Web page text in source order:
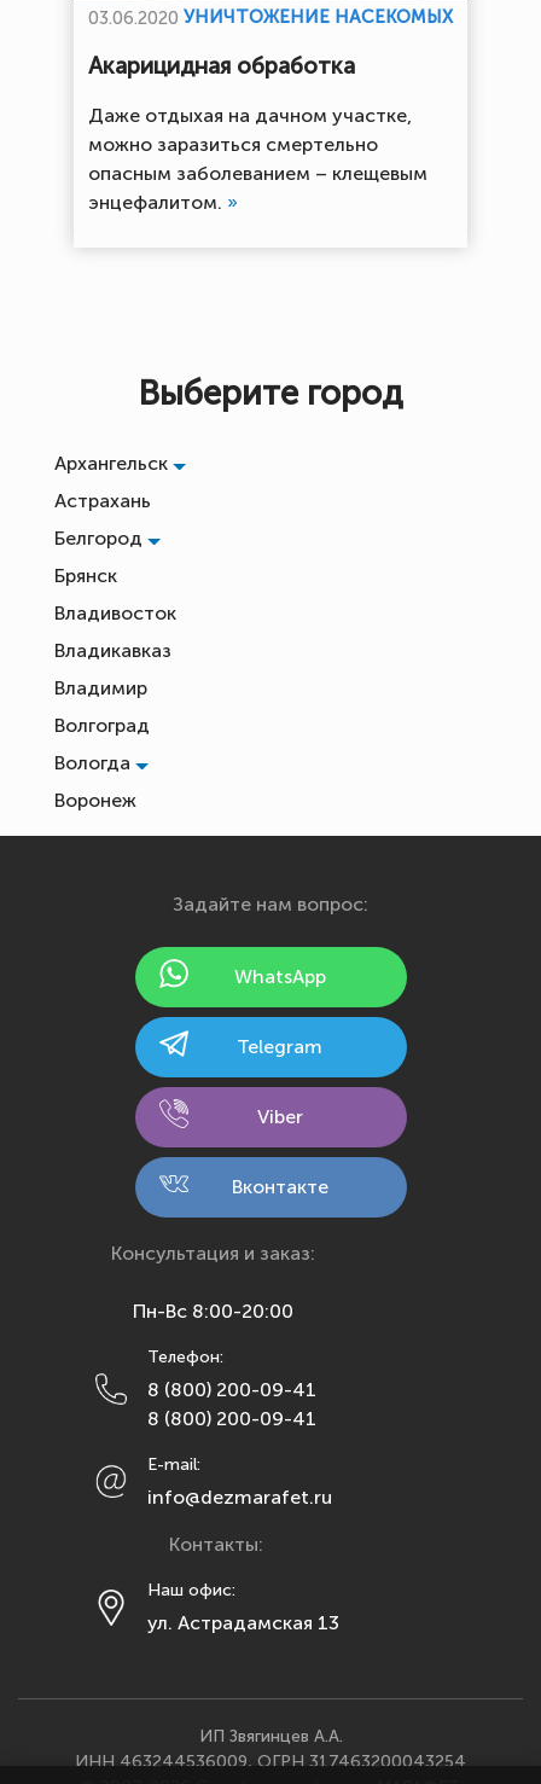
03.06.2020 УНИЧТОЖЕНИЕ НАСЕКОМЫХ
Акарицидная обработка
Даже отдыхая на дачном участке,
можно заразиться смертельно
опасным заболеванием – клещевым
энцефалитом. »
Выберите город
Архангельск
Астрахань
Белгород
Брянск
Владивосток
Владикавказ
Владимир
Волгоград
Вологда
Воронеж
Екатеринбург
Йошкар-Ола
Калининград
Кемерово
Кострома
Краснодар
Красноярск
Махачкала
Москва
Набережные Челны
Нижний Новгород
Новосибирск
Омск
Пенза
Задайте нам вопрос:
WhatsApp
Telegram
Viber
Вконтакте
Консультация и заказ:
Пн-Вс 8:00-20:00
Телефон:
8 (800) 200-09-41
8 (800) 200-09-41
E-mail:
info@dezmarafet.ru
Контакты:
Наш офис:
ул. Астрадамская 13
ИП Звягинцев А.А.
ИНН 463244536009, ОГРН 317463200043254